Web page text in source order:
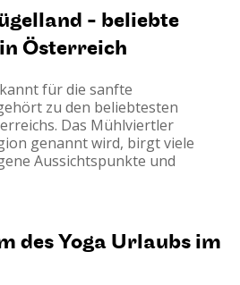
wärmenden Suppe sowie
oder Gebäck. Lassen Sie
vegetarischen und veganen
in Buffetform überraschen.
Obst, Wasser und Tee zur
Getränke (alkoholfrei und
Bezahlung vor Ort erhältlich.
auf laktosefreie und
eingegangen
- beliebte
Österreich
für die sanfte
zu den beliebtesten
Das Mühlviertler
genannt wird, birgt viele
Aussichtspunkte und
Die beliebte
Weitere
Mountainbiken, Nordic
Schneeschuhwandern
des Yoga Urlaubs im